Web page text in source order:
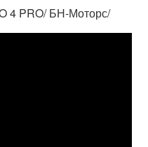
4 PRO/ БН-Моторс/